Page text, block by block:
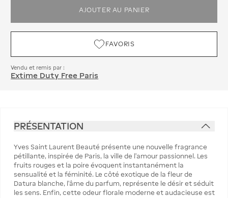
AJOUTER AU PANIER
FAVORIS
Vendu et remis par :
Extime Duty Free Paris
PRÉSENTATION
Yves Saint Laurent Beauté présente une nouvelle fragrance
pétillante, inspirée de Paris, la ville de l’amour passionnel. Les
fruits rouges et la poire évoquent instantanément la
sensualité et la féminité. Le côté exotique de la fleur de
Datura blanche, l’âme du parfum, représente le désir et séduit
les sens. Enfin, cette odeur florale moderne et audacieuse est